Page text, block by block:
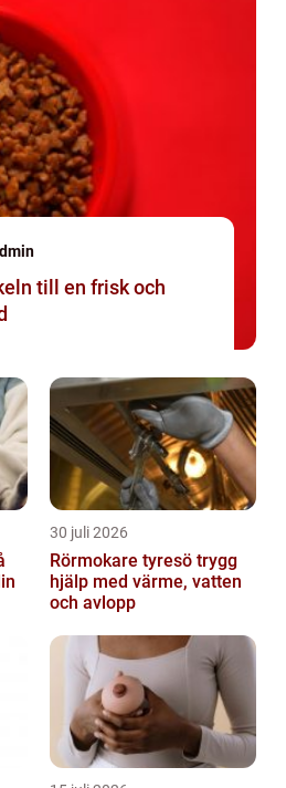
30 juli 2026
Rörmokare tyresö trygg
hjälp med värme, vatten
och avlopp